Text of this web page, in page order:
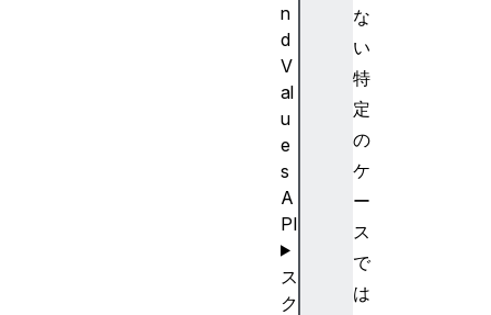
な
い
特
定
の
ケ
ー
ス
で
は
n
d
V
al
u
e
s
A
PI
ス
ク